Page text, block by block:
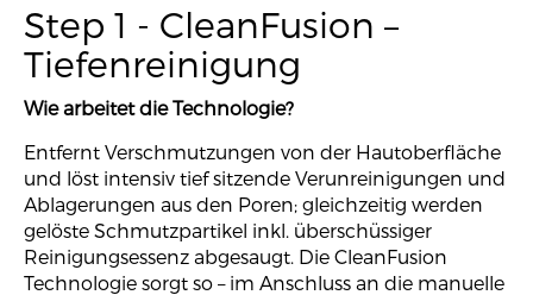
Step 1 - CleanFusion –
Tiefenreinigung
Wie arbeitet die Technologie?
Entfernt Verschmutzungen von der Hautoberfläche
und löst intensiv tief sitzende Verunreinigungen und
Ablagerungen aus den Poren; gleichzeitig werden
gelöste Schmutzpartikel inkl. überschüssiger
Reinigungsessenz abgesaugt. Die CleanFusion
Technologie sorgt so – im Anschluss an die manuelle